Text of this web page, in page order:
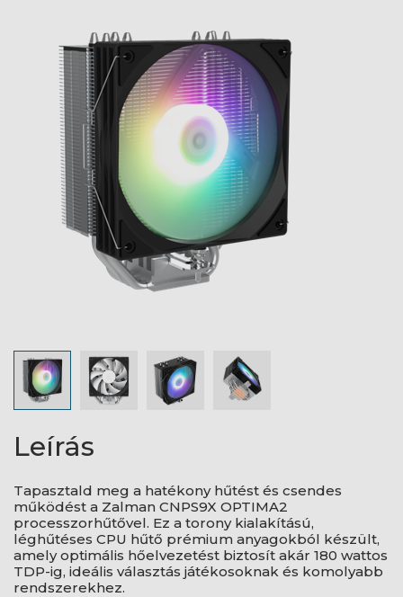
Leírás
Tapasztald meg a hatékony hűtést és csendes
működést a Zalman CNPS9X OPTIMA2
processzorhűtővel. Ez a torony kialakítású,
léghűtéses CPU hűtő prémium anyagokból készült,
amely optimális hőelvezetést biztosít akár 180 wattos
TDP-ig, ideális választás játékosoknak és komolyabb
rendszerekhez.